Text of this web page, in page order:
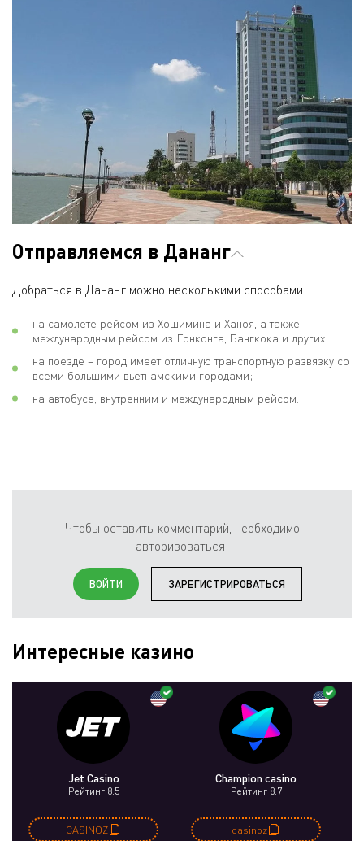
Отправляемся в Дананг
Добраться в Дананг можно несколькими способами:
на самолёте рейсом из Хошимина и Ханоя, а также
международным рейсом из Гонконга, Бангкока и других;
на поезде – город имеет отличную транспортную развязку со
всеми большими вьетнамскими городами;
на автобусе, внутренним и международным рейсом.
Чтобы оставить комментарий, необходимо
авторизоваться:
ВОЙТИ ЗАРЕГИСТРИРОВАТЬСЯ
Интересные казино
Jet Casino
Рейтинг 8.5
CASINOZ
Champion casino
Рейтинг 8.7
casinoz